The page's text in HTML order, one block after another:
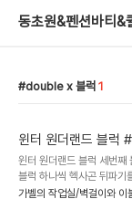
동초원&펜션바티&
double x 블럭 1
윈터 원더랜드 블럭
윈터 원더랜드 블럭 세번
블럭 하나씩 헥사곤 뒤파기
선을 그어 빨강원단과 겉끼
가벨의 작업실/벽걸이와 이